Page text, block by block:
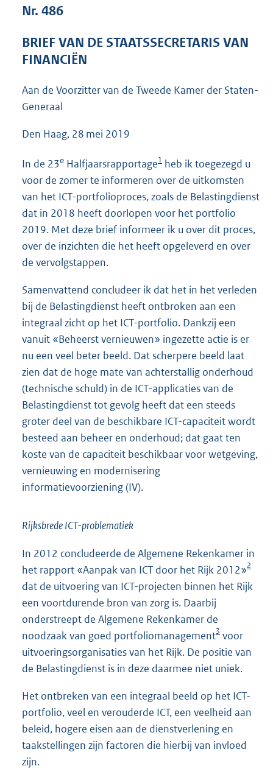
e
1
Nr. 486
BRIEF VAN DE STAATSSECRETARIS VAN
FINANCIËN
Aan de Voorzitter van de Tweede Kamer der Staten-
Generaal
Den Haag, 28 mei 2019
In de 23e Halfjaarsrapportage1 heb ik toegezegd u
voor de zomer te informeren over de uitkomsten
van het ICT-portfolioproces, zoals de Belastingdienst
dat in 2018 heeft doorlopen voor het portfolio
2019. Met deze brief informeer ik u over dit proces,
over de inzichten die het heeft opgeleverd en over
de vervolgstappen.
Samenvattend concludeer ik dat het in het verleden
bij de Belastingdienst heeft ontbroken aan een
integraal zicht op het ICT-portfolio. Dankzij een
vanuit «Beheerst vernieuwen» ingezette actie is er
nu een veel beter beeld. Dat scherpere beeld laat
zien dat de hoge mate van achterstallig onderhoud
(technische schuld) in de ICT-applicaties van de
Belastingdienst tot gevolg heeft dat een steeds
groter deel van de beschikbare ICT-capaciteit wordt
besteed aan beheer en onderhoud; dat gaat ten
koste van de capaciteit beschikbaar voor wetgeving,
vernieuwing en modernisering
informatievoorziening (IV).
Rijksbrede ICT-problematiek
In 2012 concludeerde de Algemene Rekenkamer in
het rapport «Aanpak van ICT door het Rijk 2012»2
dat de uitvoering van ICT-projecten binnen het Rijk
een voortdurende bron van zorg is. Daarbij
onderstreept de Algemene Rekenkamer de
noodzaak van goed portfoliomanagement3 voor
uitvoeringsorganisaties van het Rijk. De positie van
de Belastingdienst is in deze daarmee niet uniek.
Het ontbreken van een integraal beeld op het ICT-
portfolio, veel en verouderde ICT, een veelheid aan
beleid, hogere eisen aan de dienstverlening en
taakstellingen zijn factoren die hierbij van invloed
zijn.